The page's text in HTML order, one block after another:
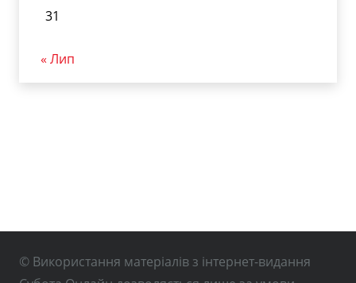
31
« Лип
© Використання матеріалів з інтернет-видання